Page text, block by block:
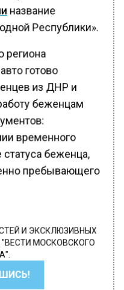
название
Республики».
региона
готово
из ДНР и
беженцам
временного
беженца,
пребывающего
И ЭКСКЛЮЗИВНЫХ
МОСКОВСКОГО